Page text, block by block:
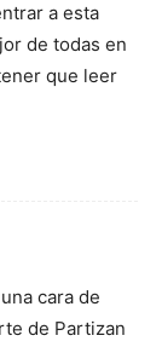
a esta
de todas en
que leer
cara de
de Partizan